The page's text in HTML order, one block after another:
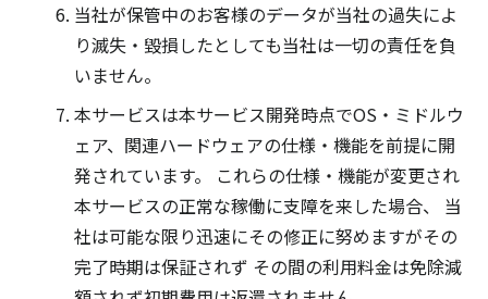
当社が保管中のお客様のデータが当社の過失によ
り滅失・毀損したとしても当社は一切の責任を負
いません。
本サービスは本サービス開発時点でOS・ミドルウ
ェア、関連ハードウェアの仕様・機能を前提に開
発されています。 これらの仕様・機能が変更され
本サービスの正常な稼働に支障を来した場合、 当
社は可能な限り迅速にその修正に努めますがその
完了時期は保証されず その間の利用料金は免除減